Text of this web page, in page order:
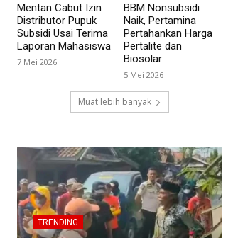
Mentan Cabut Izin
Distributor Pupuk
Subsidi Usai Terima
Laporan Mahasiswa
7 Mei 2026
BBM Nonsubsidi
Naik, Pertamina
Pertahankan Harga
Pertalite dan
Biosolar
5 Mei 2026
Muat lebih banyak
TRENDING